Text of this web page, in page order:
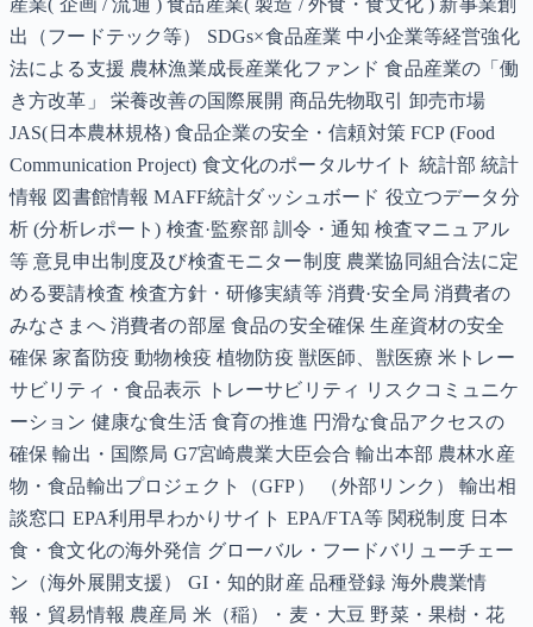
産業( 企画 / 流通 ) 食品産業( 製造 / 外食・食文化 ) 新事業創
出（フードテック等） SDGs×食品産業 中小企業等経営強化
法による支援 農林漁業成長産業化ファンド 食品産業の「働
き方改革」 栄養改善の国際展開 商品先物取引 卸売市場
JAS(日本農林規格) 食品企業の安全・信頼対策 FCP (Food
Communication Project) 食文化のポータルサイト 統計部 統計
情報 図書館情報 MAFF統計ダッシュボード 役立つデータ分
析 (分析レポート) 検査·監察部 訓令・通知 検査マニュアル
等 意見申出制度及び検査モニター制度 農業協同組合法に定
める要請検査 検査方針・研修実績等 消費·安全局 消費者の
みなさまへ 消費者の部屋 食品の安全確保 生産資材の安全
確保 家畜防疫 動物検疫 植物防疫 獣医師、獣医療 米トレー
サビリティ・食品表示 トレーサビリティ リスクコミュニケ
ーション 健康な食生活 食育の推進 円滑な食品アクセスの
確保 輸出・国際局 G7宮崎農業大臣会合 輸出本部 農林水産
物・食品輸出プロジェクト（GFP） （外部リンク） 輸出相
談窓口 EPA利用早わかりサイト EPA/FTA等 関税制度 日本
食・食文化の海外発信 グローバル・フードバリューチェー
ン（海外展開支援） GI・知的財産 品種登録 海外農業情
報・貿易情報 農産局 米（稲）・麦・大豆 野菜・果樹・花